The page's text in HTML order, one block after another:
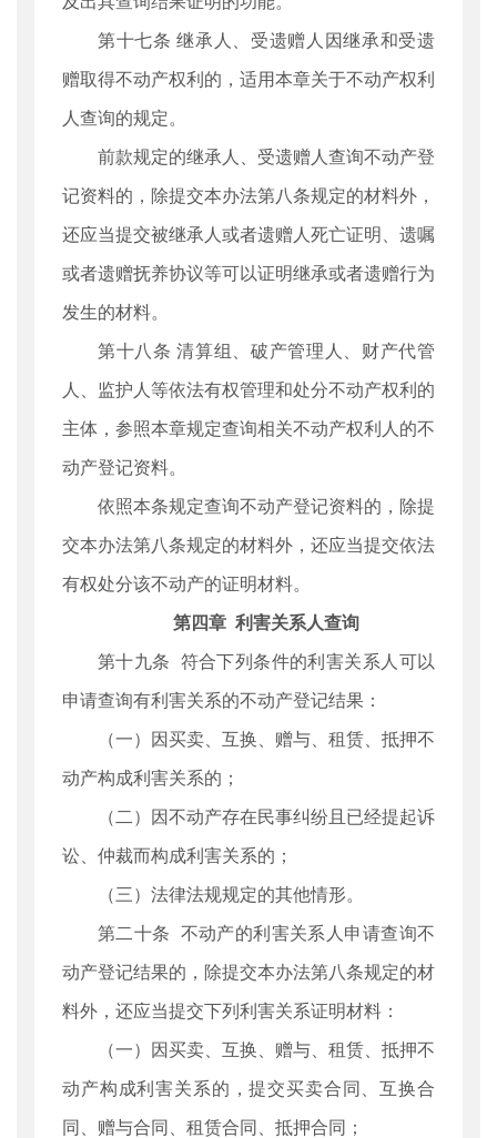
第十七条 继承人、受遗赠人因继承和受遗
赠取得不动产权利的，适用本章关于不动产权利
人查询的规定。
前款规定的继承人、受遗赠人查询不动产登
记资料的，除提交本办法第八条规定的材料外，
还应当提交被继承人或者遗赠人死亡证明、遗嘱
或者遗赠抚养协议等可以证明继承或者遗赠行为
发生的材料。
第十八条 清算组、破产管理人、财产代管
人、监护人等依法有权管理和处分不动产权利的
主体，参照本章规定查询相关不动产权利人的不
动产登记资料。
依照本条规定查询不动产登记资料的，除提
交本办法第八条规定的材料外，还应当提交依法
有权处分该不动产的证明材料。
第四章 利害关系人查询
第十九条 符合下列条件的利害关系人可以
申请查询有利害关系的不动产登记结果：
（一）因买卖、互换、赠与、租赁、抵押不
动产构成利害关系的；
（二）因不动产存在民事纠纷且已经提起诉
讼、仲裁而构成利害关系的；
（三）法律法规规定的其他情形。
第二十条 不动产的利害关系人申请查询不
动产登记结果的，除提交本办法第八条规定的材
料外，还应当提交下列利害关系证明材料：
（一）因买卖、互换、赠与、租赁、抵押不
动产构成利害关系的，提交买卖合同、互换合
同、赠与合同、租赁合同、抵押合同；